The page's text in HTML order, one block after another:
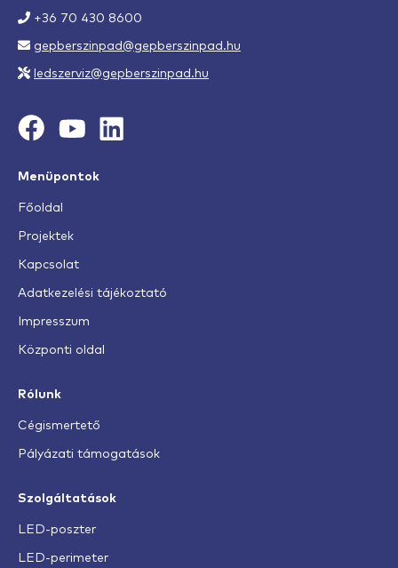
+36 70 430 8600
gepberszinpad@gepberszinpad.hu
ledszerviz@gepberszinpad.hu
Menüpontok
Főoldal
Projektek
Kapcsolat
Adatkezelési tájékoztató
Impresszum
Központi oldal
Rólunk
Cégismertető
Pályázati támogatások
Szolgáltatások
LED-poszter
LED-perimeter